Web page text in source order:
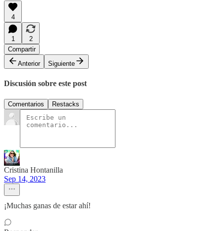
4
1
2
Compartir
Anterior
Siguiente
Discusión sobre este post
Comentarios Restacks
Cristina Hontanilla
Sep 14, 2023
¡Muchas ganas de estar ahí!